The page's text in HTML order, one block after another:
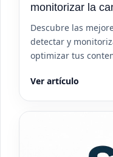
monitorizar la
Descubre las
detectar y
optimizar tus
Ver artículo